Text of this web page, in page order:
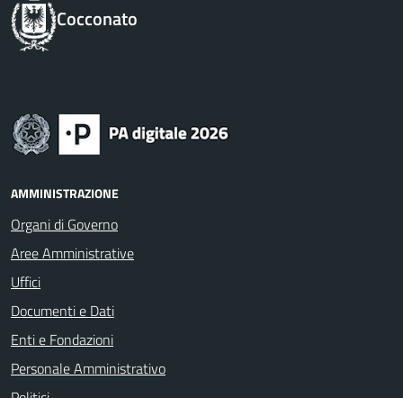
Cocconato
AMMINISTRAZIONE
Organi di Governo
Aree Amministrative
Uffici
Documenti e Dati
Enti e Fondazioni
Personale Amministrativo